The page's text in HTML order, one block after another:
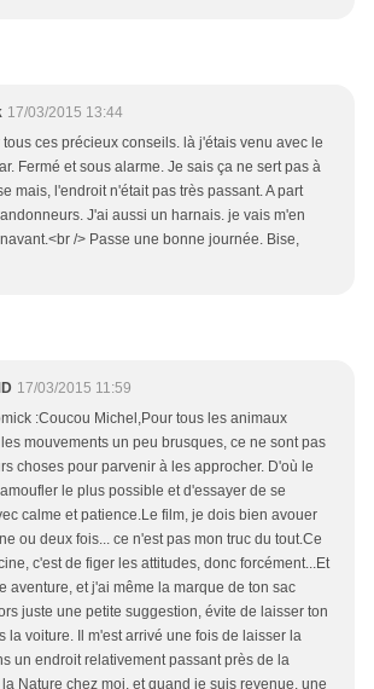
17/03/2015 13:44
tous ces précieux conseils. là j'étais venu avec le
Fermé et sous alarme. Je sais ça ne sert pas à
mais, l'endroit n'était pas très passant. A part
J'ai aussi un harnais. je vais m'en
/> Passe une bonne journée. Bise,
17/03/2015 11:59
:Coucou Michel,Pour tous les animaux
mouvements un peu brusques, ce ne sont pas
choses pour parvenir à les approcher. D'où le
le plus possible et d'essayer de se
calme et patience.Le film, je dois bien avouer
ou deux fois... ce n'est pas mon truc du tout.Ce
c'est de figer les attitudes, donc forcément...Et
aventure, et j'ai même la marque de ton sac
juste une petite suggestion, évite de laisser ton
la voiture. Il m'est arrivé une fois de laisser la
un endroit relativement passant près de la
Nature chez moi, et quand je suis revenue, une